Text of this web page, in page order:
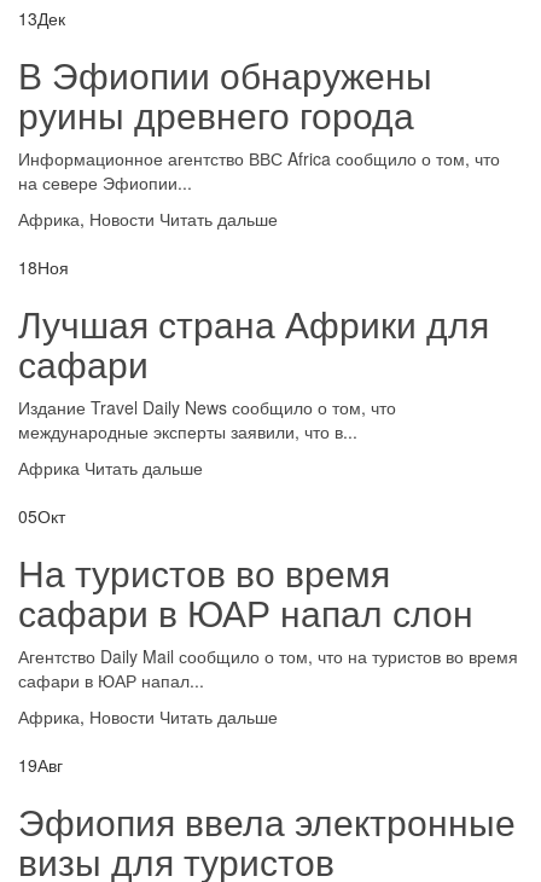
13Дек
В Эфиопии обнаружены
руины древнего города
Информационное агентство ВВС Africa сообщило о том, что
на севере Эфиопии...
Африка, Новости Читать дальше
18Ноя
Лучшая страна Африки для
сафари
Издание Travel Daily News сообщило о том, что
международные эксперты заявили, что в...
Африка Читать дальше
05Окт
На туристов во время
сафари в ЮАР напал слон
Агентство Daily Mail сообщило о том, что на туристов во время
сафари в ЮАР напал...
Африка, Новости Читать дальше
19Авг
Эфиопия ввела электронные
визы для туристов